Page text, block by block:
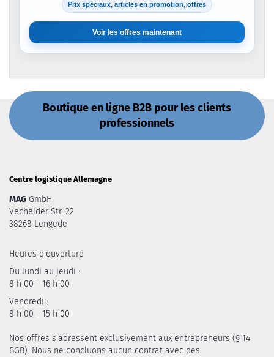
Prix spéciaux, articles en promotion, offres
Voir les offres maintenant
Boutique en ligne B2B pour les clients
professionnels
Centre logistique Allemagne
MAG GmbH
Vechelder Str. 22
38268 Lengede
Heures d'ouverture
Du lundi au jeudi :
8 h 00 - 16 h 00
Vendredi :
8 h 00 - 15 h 00
Nos offres s'adressent exclusivement aux entrepreneurs (§ 14
BGB). Nous ne concluons aucun contrat avec des